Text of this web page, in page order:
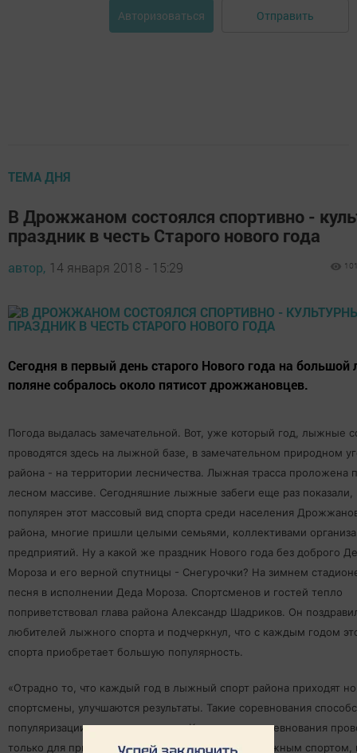
Авторизоваться Отправить
ТЕМА ДНЯ
В Дрожжаном состоялся спортивно -
праздник в честь Старого нового года
автор, 14 января 2018 - 15:29
Сегодня в первый день старого Нового года на большой
поляне собралось около пятисот дрожжановцев.
Погода выдалась замечательной. Вот, уже который год, лыжные
проводятся здесь на лыжной базе, в замечательном природном
района - на территории лесничества. Лыжная трасса проложена
лесном массиве. Сегодняшние лыжные забеги еще раз показали,
популярен этот массовый вид спорта среди населения
района, многие пришли целыми семьями, коллективами
предприятий. Ну а какой же праздник Нового года без доброго
Мороза и его верной спутницы - Снегурочки? На зимнем
песня в исполнении Деда Мороза. Спортсменов и гостей тепло
поприветствовал глава района Александр Шадриков. Он
любителей лыжного спорта и подчеркнул, что с каждым годом
спорта приобретает большую популярность.
«Отрадно то, что каждый год в лыжный спорт района приходят
спортсмены, улучшаются результаты. Такие соревнования
популяризации этого вида спорта. Кроме того, соревнования
только для привлечения населения к занятиям лыжным спортом,